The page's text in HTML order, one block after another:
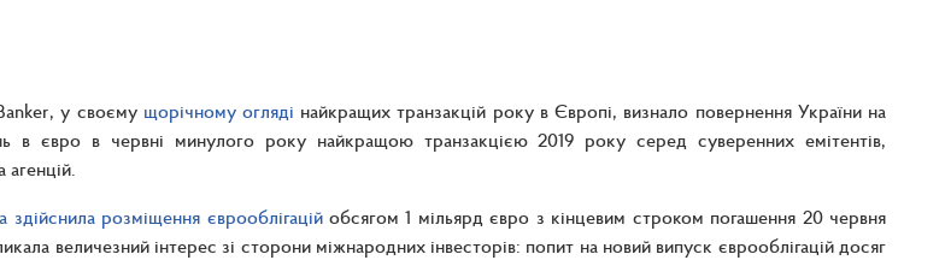
у своєму щорічному огляді найкращих транзакцій року в Європі, визнало повернення України на
в євро в червні минулого року найкращою транзакцією 2019 року серед суверенних емітентів,
агенцій.
здійснила розміщення єврооблігаційобсягом 1 мільярд євро з кінцевим строком погашення 20 червня
величезний інтерес зі сторони міжнародних інвесторів: попит на новий випуск єврооблігацій досяг